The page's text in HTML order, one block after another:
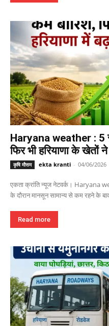
Haryana weather : 5
फिर भी हरियाणा के खेतों
कृषि मौसम ekta kranti - 04/06/2026
एकता क्रांति न्यूज नेटवर्क। Haryana
के दौरान मानसून सामान्य से कम रहने के
Read more